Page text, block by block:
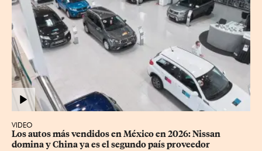
VIDEO
Los autos más vendidos en México en 2026: Nissan
domina y China ya es el segundo país proveedor